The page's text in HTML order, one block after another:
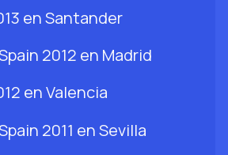
en Santander
2012 en Madrid
en Valencia
2011 en Sevilla